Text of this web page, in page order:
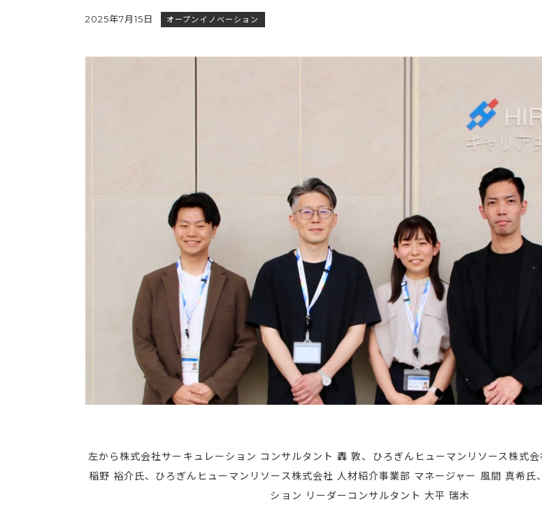
2025年7月15日 オープンイノベーション
左から株式会社サーキュレーション コンサルタント 轟 敦、ひろぎんヒューマンリソース株式
稲野 裕介氏、ひろぎんヒューマンリソース株式会社 人材紹介事業部 マネージャー 風間 真希氏
ション リーダーコンサルタント 大平 瑞木